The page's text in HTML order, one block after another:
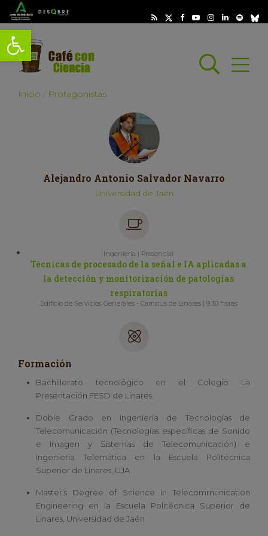
Abrir barra de herramientas
Abrir
Inicio Protagonistas
Alejandro Antonio Salvador Navarro
Universidad de Jaén
Ingeniería | Presencial
Técnicas de procesado de la señal e IA aplicadas a
la detección y monitorización de patologías
respiratorias
Edificio de Servicios Generales - Campus de Linares | 9.30 horas
Formación
Bachillerato tecnológico en el Colegio La
Presentación FESD de Linares
Doble Grado en Ingeniería de Tecnologías de
Telecomunicación (Tecnologías específicas de Sonido
e Imagen y Sistemas de Telecomunicación) e
Ingeniería Telemática en la Escuela Politécnica
Superior de Linares, UJA
Master’s Degree of Science in Telecommunication
Engineering en la Escuela Politécnica Superior de
Linares, Universidad de Jaén